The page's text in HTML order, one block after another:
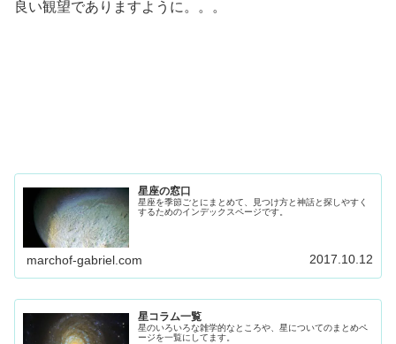
良い観望でありますように。。。
星座の窓口
星座を季節ごとにまとめて、見つけ方と神話と探しやすく
するためのインデックスページです。
marchof-gabriel.com 2017.10.12
星コラム一覧
星のいろいろな雑学的なところや、星についてのまとめペ
ージを一覧にしてます。